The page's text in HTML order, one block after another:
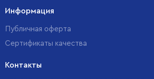
Информация
Публичная оферта
Сертификаты качества
Контакты